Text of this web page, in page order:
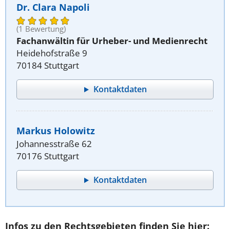
Dr. Clara Napoli
(1 Bewertung)
Fachanwältin für Urheber- und Medienrecht
Heidehofstraße 9
70184 Stuttgart
Kontaktdaten
Markus Holowitz
Johannesstraße 62
70176 Stuttgart
Kontaktdaten
Infos zu den Rechtsgebieten finden Sie hier: